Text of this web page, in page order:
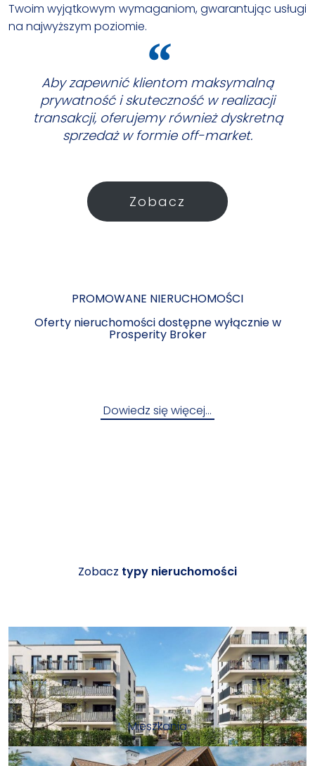
Twoim wyjątkowym wymaganiom, gwarantując usługi
na najwyższym poziomie.
Aby zapewnić klientom maksymalną
prywatność i skuteczność w realizacji
transakcji, oferujemy również dyskretną
sprzedaż w formie off-market.
Zobacz
PROMOWANE NIERUCHOMOŚCI
Oferty nieruchomości dostępne wyłącznie w
Prosperity Broker
Dowiedz się więcej…
Zobacz typy nieruchomości
Mieszkania